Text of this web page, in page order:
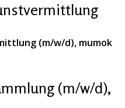
(m/w/d), mumok
(m/w/d),